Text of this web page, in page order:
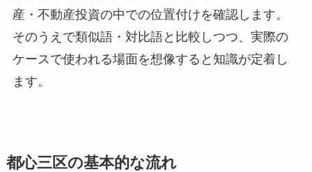
産・不動産投資の中での位置付けを確認します。
そのうえで類似語・対比語と比較しつつ、実際の
ケースで使われる場面を想像すると知識が定着し
ます。
都心三区の基本的な流れ